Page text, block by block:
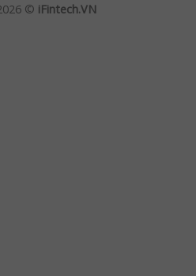
© iFintech.VN